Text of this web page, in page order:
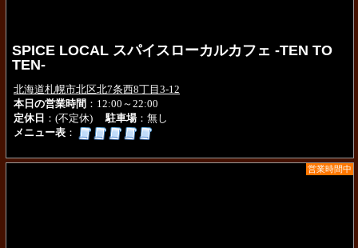
SPICE LOCAL スパイスローカルカフェ -TEN TO
TEN-
北海道札幌市北区北7条西8丁目3-12
本日の営業時間 ：12:00～22:00
定休日 ：(不定休)駐車場：無し
メニュー表 ：
営業時間中